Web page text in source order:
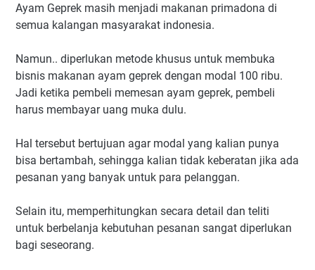
Ayam Geprek masih menjadi makanan primadona di
semua kalangan masyarakat indonesia.
Namun.. diperlukan metode khusus untuk membuka
bisnis makanan ayam geprek dengan modal 100 ribu.
Jadi ketika pembeli memesan ayam geprek, pembeli
harus membayar uang muka dulu.
Hal tersebut bertujuan agar modal yang kalian punya
bisa bertambah, sehingga kalian tidak keberatan jika ada
pesanan yang banyak untuk para pelanggan.
Selain itu, memperhitungkan secara detail dan teliti
untuk berbelanja kebutuhan pesanan sangat diperlukan
bagi seseorang.